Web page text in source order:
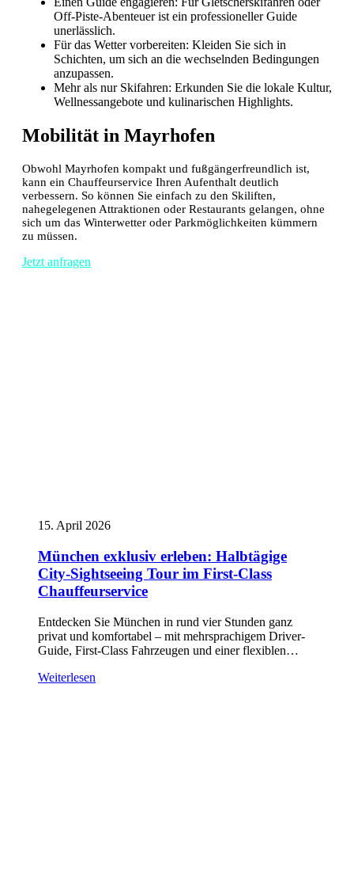
Off-Piste-Abenteuer ist ein professioneller Guide
unerlässlich.
Für das Wetter vorbereiten: Kleiden Sie sich in
Schichten, um sich an die wechselnden Bedingungen
anzupassen.
Mehr als nur Skifahren: Erkunden Sie die lokale Kultur,
Wellnessangebote und kulinarischen Highlights.
Mobilität in Mayrhofen
Obwohl Mayrhofen kompakt und fußgängerfreundlich ist,
kann ein Chauffeurservice Ihren Aufenthalt deutlich
verbessern. So können Sie einfach zu den Skiliften,
nahegelegenen Attraktionen oder Restaurants gelangen, ohne
sich um das Winterwetter oder Parkmöglichkeiten kümmern
zu müssen.
Jetzt anfragen
15. April 2026
München exklusiv erleben: Halbtägige
City-Sightseeing Tour im First-Class
Chauffeurservice
Entdecken Sie München in rund vier Stunden ganz
privat und komfortabel – mit mehrsprachigem Driver-
Guide, First-Class Fahrzeugen und einer flexiblen…
Weiterlesen